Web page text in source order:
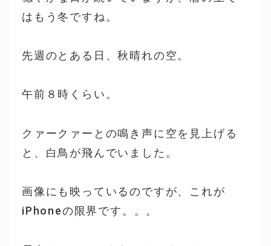
はもう冬ですね。
先週のとある日、秋晴れの空。
午前８時くらい。
クァークァーとの鳴き声に空を見上げる
と、白鳥が飛んでいました。
画像にも映っているのですが、これが
iPhoneの限界です。。。